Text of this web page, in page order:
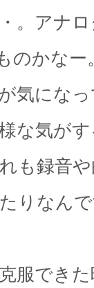
。アナ
のかな
気にな
な気が
も録音
りなん
服でき